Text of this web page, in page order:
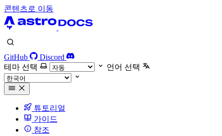
콘텐츠로 이동
GitHub
Discord
테마 선택
언어 선택
튜토리얼
가이드
참조